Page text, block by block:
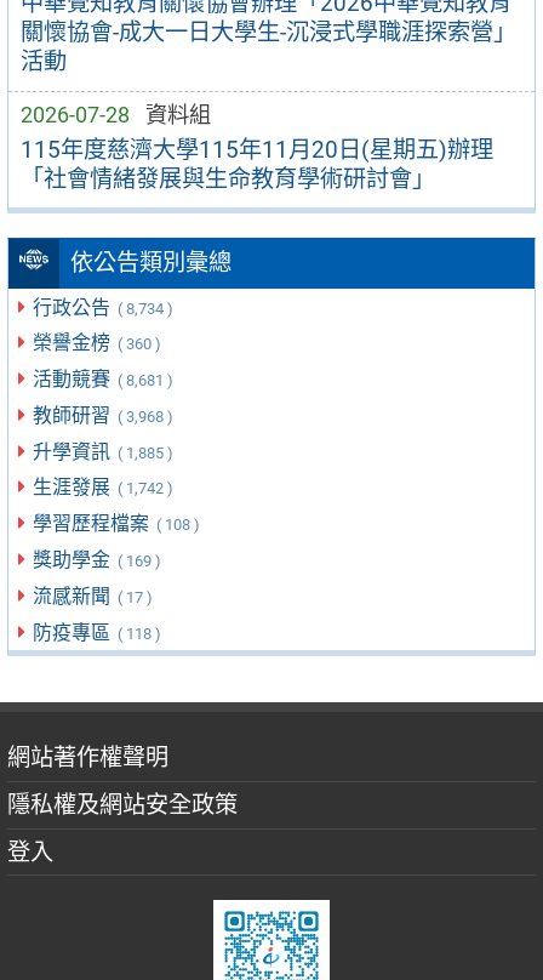
關懷協會-成大一日大學生-沉浸式學職涯探索營」
活動
2026-07-28 資料組
115年度慈濟大學115年11月20日(星期五)辦理
「社會情緒發展與生命教育學術研討會」
依公告類別彙總
行政公告 ( 8,734 )
榮譽金榜 ( 360 )
活動競賽 ( 8,681 )
教師研習 ( 3,968 )
升學資訊 ( 1,885 )
生涯發展 ( 1,742 )
學習歷程檔案 ( 108 )
獎助學金 ( 169 )
流感新聞 ( 17 )
防疫專區 ( 118 )
網站著作權聲明
隱私權及網站安全政策
登入